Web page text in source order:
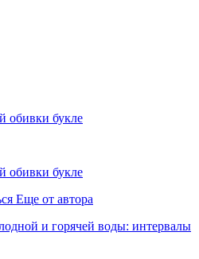
обивки букле
обивки букле
Еще от автора
и горячей воды: интервалы